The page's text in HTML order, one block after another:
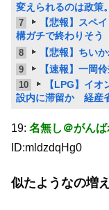
変えられるのは政策
7
【悲報】スペ
構ガチで終わりそう
8 【悲報】ちい
9 【速報】一岡
10
【LPG】イ
設内に滞留か 経産
19: 名無し＠がん
ID:mldzdqHg0
似たようなの増